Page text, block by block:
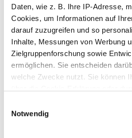
Daten, wie z. B. Ihre IP-Adresse,
Cookies, um Informationen auf
darauf zuzugreifen und so
Inhalte, Messungen von Werbung
Zielgruppenforschung sowie
ermöglichen. Sie entscheiden
welche Zwecke nutzt. Sie können
Notwendig
PHI NEFROPLUS-
center Struga
Von der EKVK abgedeckt